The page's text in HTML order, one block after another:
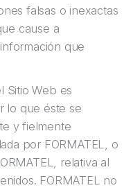
falsas o inexactas
cause a
que
Sitio Web es
lo que éste se
y fielmente
por FORMATEL, o
relativa al
FORMATEL no